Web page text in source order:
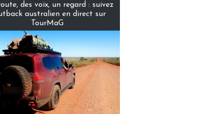
des voix, un regard : suivez
australien en direct sur
TourMaG